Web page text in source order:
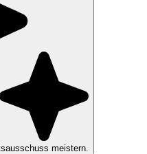
meistern.